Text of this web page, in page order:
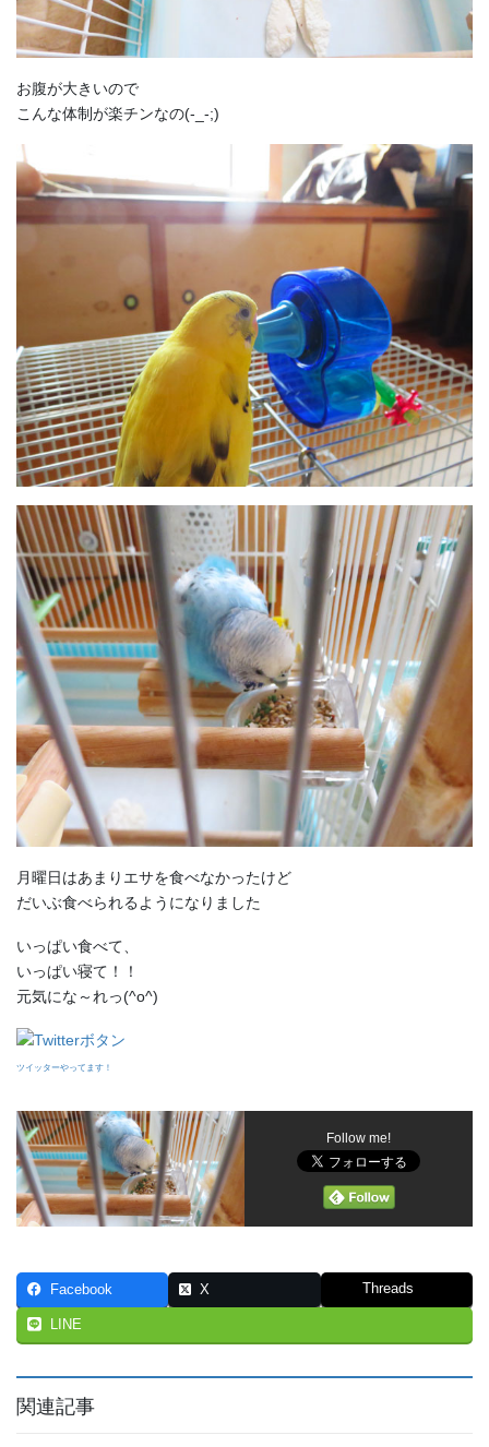
お腹が大きいので
こんな体制が楽チンなの(-_-;)
月曜日はあまりエサを食べなかったけど
だいぶ食べられるようになりました
いっぱい食べて、
いっぱい寝て！！
元気にな～れっ(^o^)
ツイッターやってます！
Follow me!
Facebook X Threads
LINE
関連記事